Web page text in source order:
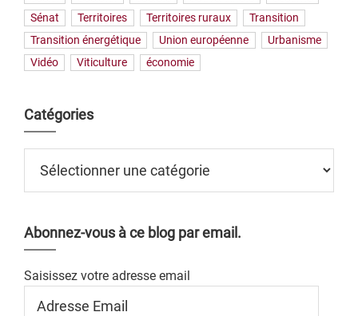
Sénat
Territoires Territoires ruraux
Transition
Transition énergétique
Union européenne
Urbanisme
Vidéo
Viticulture économie
Catégories
Abonnez-vous à ce blog par email.
Saisissez votre adresse email